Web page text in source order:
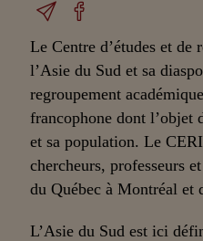
Le Centre d’études et de
l’Asie du Sud et sa
regroupement
francophone dont l’objet
et sa population. Le
chercheurs, professeurs
du Québec à Montréal et
L’Asie du Sud est ici